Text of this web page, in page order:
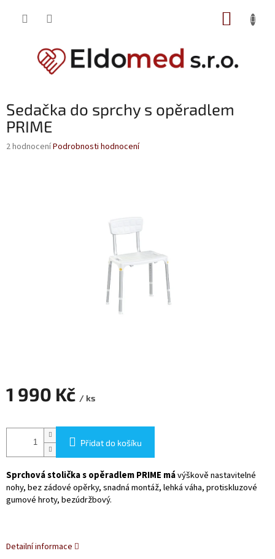
Sedačka do sprchy s opěradlem
PRIME
Průměrné
2 hodnoceníPodrobnosti hodnocení
1 990 Kč / ks
cena:
Přidat do košíku
Sprchová stolička s opěradlem PRIME mávýškově nastavitelné
nohy, bez zádové opěrky, snadná montáž, lehká váha, protiskluzové
gumové hroty, bezúdržbový.
Detailní informace